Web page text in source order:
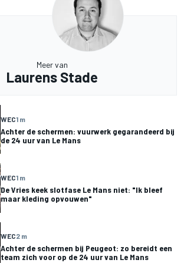
Meer van
Laurens Stade
WEC1 m
Achter de schermen: vuurwerk gegarandeerd bij
de 24 uur van Le Mans
WEC1 m
De Vries keek slotfase Le Mans niet: "Ik bleef
maar kleding opvouwen"
WEC2 m
Achter de schermen bij Peugeot: zo bereidt een
team zich voor op de 24 uur van Le Mans